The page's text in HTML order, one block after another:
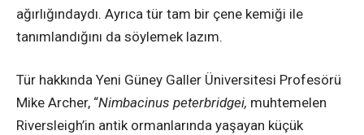
ağırlığındaydı. Ayrıca tür tam bir çene kemiği ile
tanımlandığını da söylemek lazım.
Tür hakkında Yeni Güney Galler Üniversitesi Profesörü
Mike Archer, “Nimbacinus peterbridgei, muhtemelen
Riversleigh’in antik ormanlarında yaşayan küçük